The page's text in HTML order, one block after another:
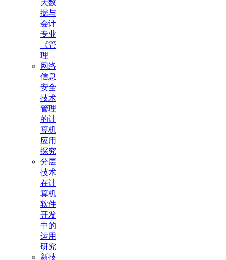
大数
据与
会计
专业
《管
理
网络
信息
安全
技术
管理
的计
算机
应用
探究
分层
技术
在计
算机
软件
开发
中的
运用
研究
新技